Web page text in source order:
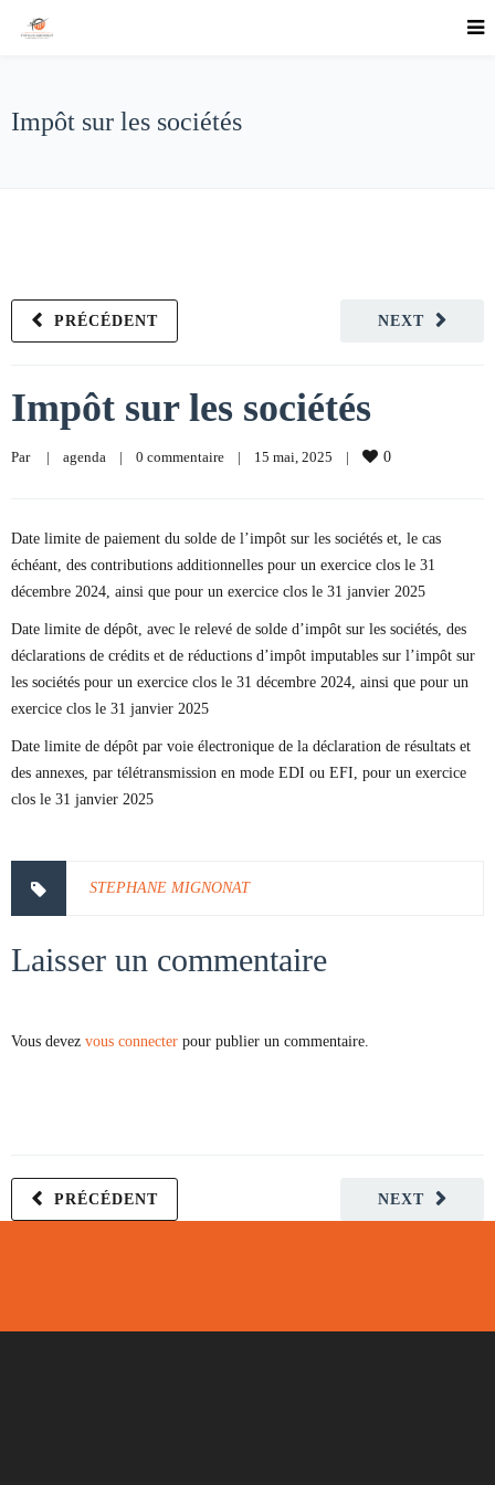
Impôt sur les sociétés
NEXT
PRÉCÉDENT
Impôt sur les sociétés
Par | agenda | 0 commentaire | 15 mai, 2025 | 0
Date limite de paiement du solde de l’impôt sur les sociétés et, le cas
échéant, des contributions additionnelles pour un exercice clos le 31
décembre 2024, ainsi que pour un exercice clos le 31 janvier 2025
Date limite de dépôt, avec le relevé de solde d’impôt sur les sociétés, des
déclarations de crédits et de réductions d’impôt imputables sur l’impôt sur
les sociétés pour un exercice clos le 31 décembre 2024, ainsi que pour un
exercice clos le 31 janvier 2025
Date limite de dépôt par voie électronique de la déclaration de résultats et
des annexes, par télétransmission en mode EDI ou EFI, pour un exercice
clos le 31 janvier 2025
STEPHANE MIGNONAT
Laisser un commentaire
Vous devez vous connecter pour publier un commentaire.
NEXT
PRÉCÉDENT